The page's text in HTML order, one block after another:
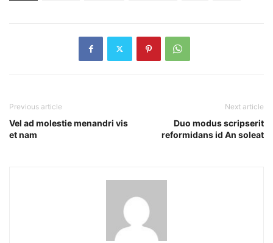
Previous article
Vel ad molestie menandri vis
et nam
Next article
Duo modus scripserit
reformidans id An soleat